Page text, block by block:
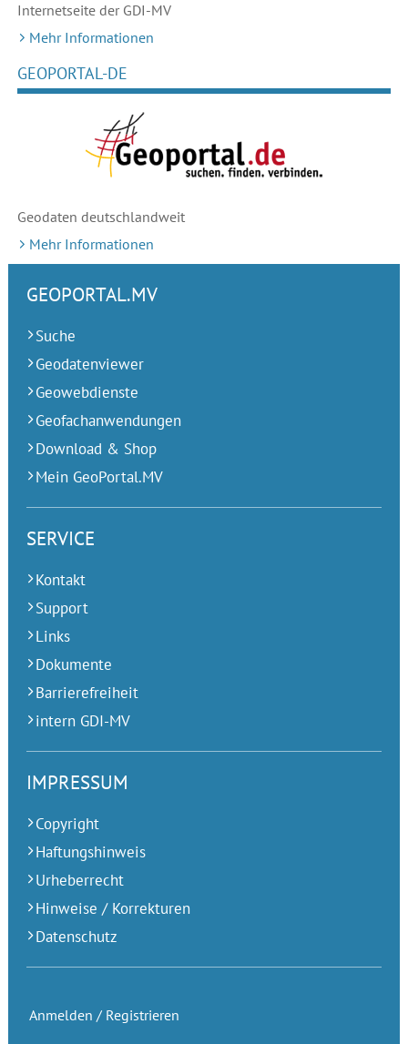
Internetseite der GDI-MV
Mehr Informationen
GEOPORTAL-DE
Geodaten deutschlandweit
Mehr Informationen
GEOPORTAL.MV
Suche
Geodatenviewer
Geowebdienste
Geofachanwendungen
Download & Shop
Mein GeoPortal.MV
SERVICE
Kontakt
Support
Links
Dokumente
Barrierefreiheit
intern GDI-MV
IMPRESSUM
Copyright
Haftungshinweis
Urheberrecht
Hinweise / Korrekturen
Datenschutz
Anmelden / Registrieren